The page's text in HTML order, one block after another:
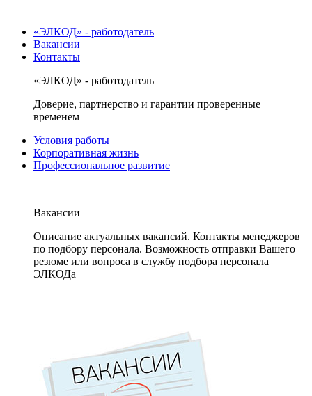
«ЭЛКОД» - работодатель
Вакансии
Контакты
«ЭЛКОД» - работодатель
Доверие, партнерство и гарантии проверенные
временем
Условия работы
Корпоративная жизнь
Профессиональное развитие
Вакансии
Описание актуальных вакансий. Контакты менеджеров
по подбору персонала. Возможность отправки Вашего
резюме или вопроса в службу подбора персонала
ЭЛКОДа